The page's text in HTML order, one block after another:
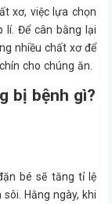
xơ, việc lựa chọn
lí. Để cân bằng lại
nhiều chất xơ để
cho chúng ăn.
bị bệnh gì?
bé sẽ tăng tỉ lệ
Hằng ngày, khi